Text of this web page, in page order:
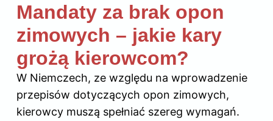
Mandaty za brak opon
zimowych – jakie kary
grożą kierowcom?
W Niemczech, ze względu na wprowadzenie
przepisów dotyczących opon zimowych,
kierowcy muszą spełniać szereg wymagań.